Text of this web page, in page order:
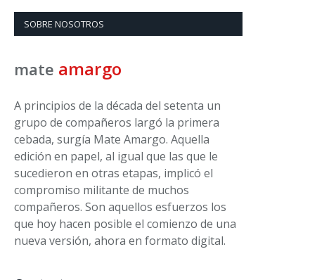
SOBRE NOSOTROS
mate amargo
A principios de la década del setenta un
grupo de compañeros largó la primera
cebada, surgía Mate Amargo. Aquella
edición en papel, al igual que las que le
sucedieron en otras etapas, implicó el
compromiso militante de muchos
compañeros. Son aquellos esfuerzos los
que hoy hacen posible el comienzo de una
nueva versión, ahora en formato digital.